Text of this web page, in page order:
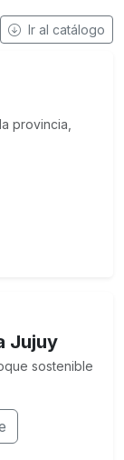
Ir al catálogo
provincia,
Jujuy
sostenible